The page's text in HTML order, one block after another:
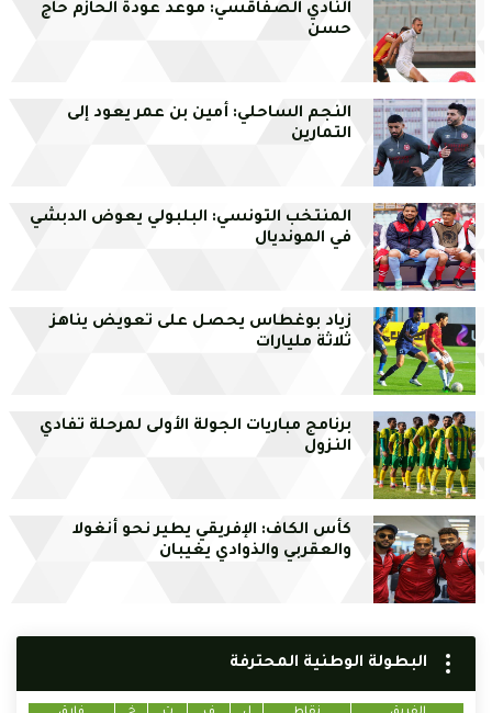
النادي الصفاقسي: موعد عودة الحازم حاج
حسن
النجم الساحلي: أمين بن عمر يعود إلى
التمارين
المنتخب التونسي: البلبولي يعوض الدبشي
في المونديال
زياد بوغطاس يحصل على تعويض يناهز
ثلاثة مليارات
برنامج مباريات الجولة الأولى لمرحلة تفادي
النزول
كأس الكاف: الإفريقي يطير نحو أنغولا
والعقربي والذوادي يغيبان
البطولة الوطنية المحترفة